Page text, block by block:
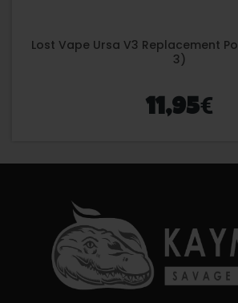
Lost Vape Ursa V3 Replacement
3)
11,95€